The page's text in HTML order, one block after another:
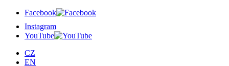
Facebook
Instagram
YouTube
CZ
EN